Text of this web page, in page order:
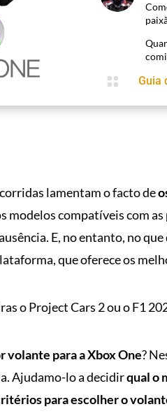
 Guia
lamentam o facto de
modelos compatíveis com
E, no entanto, no
que oferece os
o Project Cars 2 ou o F1
volante para a Xbox One?
Ajudamo-lo a decidirqual o
para escolher o